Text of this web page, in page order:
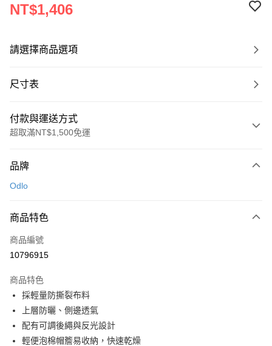
NT$1,406
請選擇商品選項
尺寸表
付款與運送方式
超取滿NT$1,500免運
信用卡一次付款
Apple Pay
悠遊付
7-11取貨(快速到店)
每筆NT$100，滿NT$1,500(含以上)免運費
宅配-本島
品牌
Odlo
商品特色
商品編號
10796915
商品特色
採輕量防撕裂布料
上層防曬、側邊透氣
配有可調後繩與反光設計
輕便泡棉帽簷易收納，快速乾燥